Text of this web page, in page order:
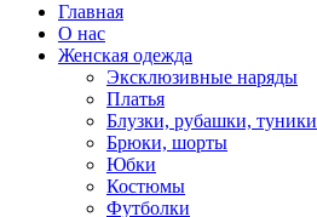
Главная
О нас
Женская одежда
Эксклюзивные наряды
Платья
Блузки, рубашки, туники
Брюки, шорты
Юбки
Костюмы
Футболки